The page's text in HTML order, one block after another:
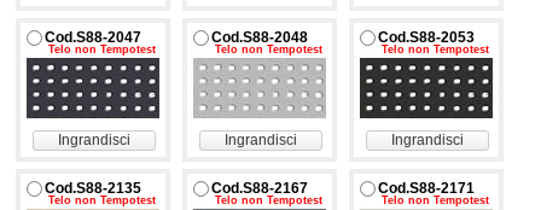
Cod.S88-2047
Telo non Tempotest
Ingrandisci
Cod.S88-2048
Telo non Tempotest
Ingrandisci
Cod.S88-2053
Telo non Tempotest
Ingrandisci
Cod.S88-2135
Telo non Tempotest
Cod.S88-2167
Telo non Tempotest
Cod.S88-2171
Telo non Tempotest